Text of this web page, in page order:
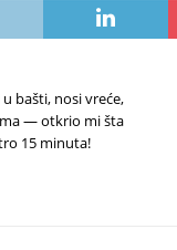
bašti, nosi vreće,
— otkrio mi šta
15 minuta!